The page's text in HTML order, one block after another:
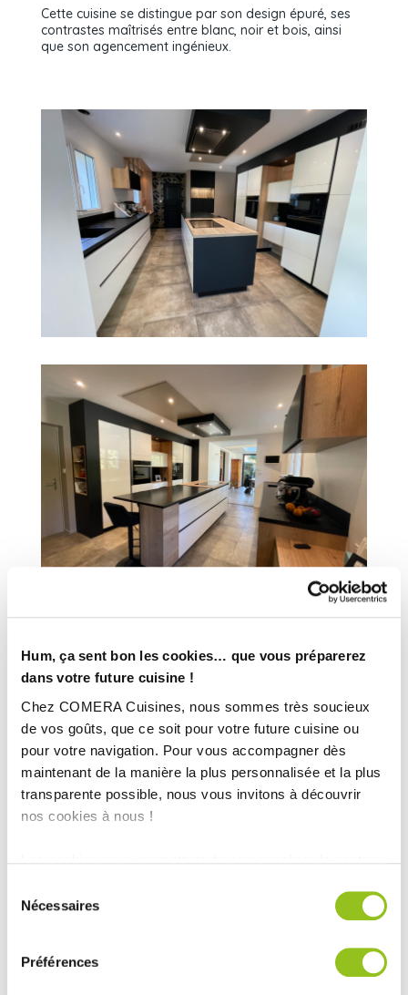
Hum, ça sent bon les cookies… que vous préparerez
dans votre future cuisine !
Chez COMERA Cuisines, nous sommes très soucieux
de vos goûts, que ce soit pour votre future cuisine ou
pour votre navigation. Pour vous accompagner dès
maintenant de la manière la plus personnalisée et la plus
transparente possible, nous vous invitons à découvrir
nos cookies à nous !
médias sociaux et d'analyser notre trafic. Nous
partageons également des informations sur l'utilisation de
notre site avec nos partenaires de médias sociaux, de
publicité et d'analyse, qui peuvent combiner celles-ci
Nécessaires
Préférences
Cette cuisine se distingue par son design épuré, ses
contrastes maîtrisés entre blanc, noir et bois, ainsi
que son agencement ingénieux.
INFORMATIONS